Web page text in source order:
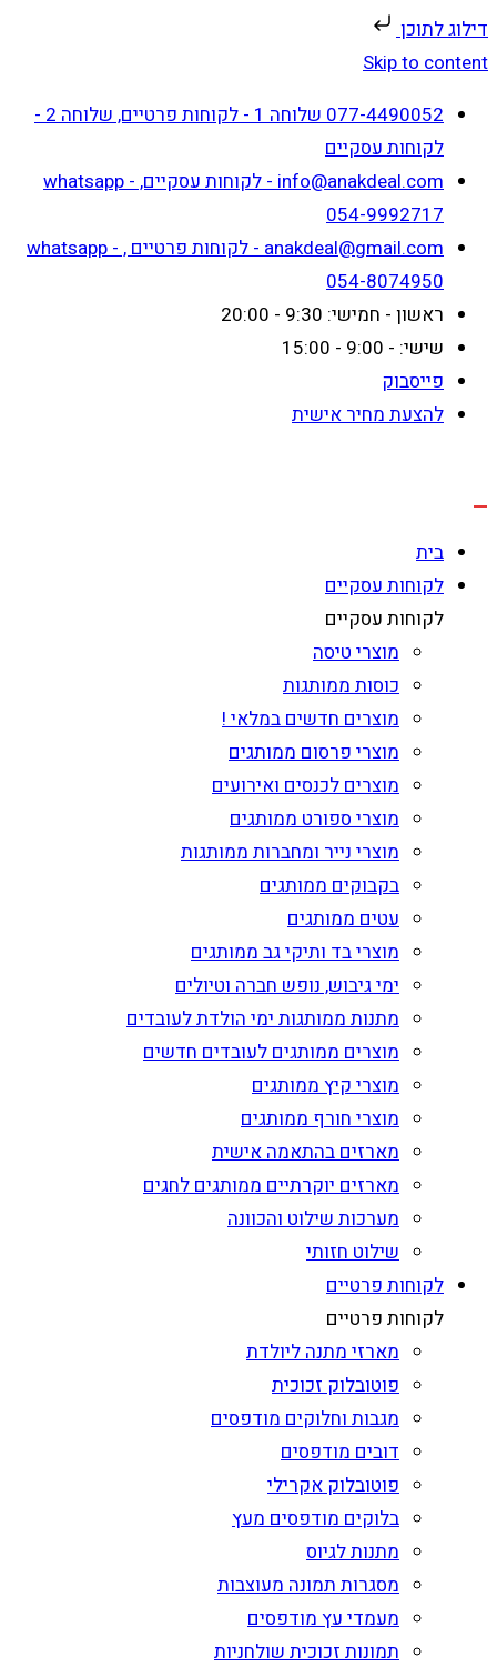
דילוג לתוכן
Skip to content
077-4490052 שלוחה 1 - לקוחות פרטיים, שלוחה 2 -
לקוחות עסקיים
info@anakdeal.com - לקוחות עסקיים, whatsapp -
054-9992717
anakdeal@gmail.com - לקוחות פרטיים , whatsapp -
054-8074950
ראשון - חמישי: 9:30 - 20:00
שישי: - 9:00 - 15:00
פייסבוק
להצעת מחיר אישית
בית
לקוחות עסקיים
לקוחות עסקיים
מוצרי טיסה
כוסות ממותגות
מוצרים חדשים במלאי !
מוצרי פרסום ממותגים
מוצרים לכנסים ואירועים
מוצרי ספורט ממותגים
מוצרי נייר ומחברות ממותגות
בקבוקים ממותגים
עטים ממותגים
מוצרי בד ותיקי גב ממותגים
ימי גיבוש, נופש חברה וטיולים
מתנות ממותגות ימי הולדת לעובדים
מוצרים ממותגים לעובדים חדשים
מוצרי קיץ ממותגים
מוצרי חורף ממותגים
מארזים בהתאמה אישית
מארזים יוקרתיים ממותגים לחגים
מערכות שילוט והכוונה
שילוט חזותי
לקוחות פרטיים
לקוחות פרטיים
מארזי מתנה ליולדת
פוטובלוק זכוכית
מגבות וחלוקים מודפסים
דובים מודפסים
פוטובלוק אקרילי
בלוקים מודפסים מעץ
מתנות לגיוס
מסגרות תמונה מעוצבות
מעמדי עץ מודפסים
תמונות זכוכית שולחניות